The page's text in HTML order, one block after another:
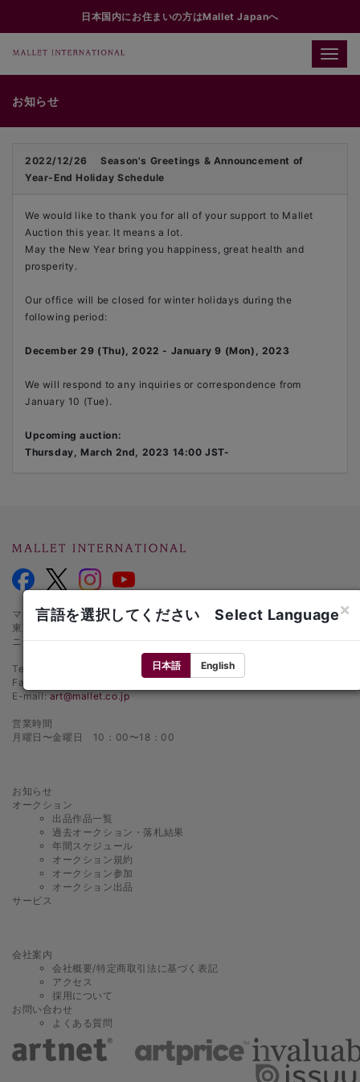
日本国内にお住まいの方はMallet Japanへ
Toggle
お知らせ
2022/12/26
Season's Greetings & Announcement of
Year-End Holiday Schedule
We would like to thank you for all of your support to Mallet
Auction this year. It means a lot.
May the New Year bring you happiness, great health and
prosperity.
Our office will be closed for winter holidays during the
following period:
December 29 (Thu), 2022 - January 9 (Mon), 2023
We will respond to any inquiries or correspondence from
January 10 (Tue).
Upcoming auction:
Thursday, March 2nd, 2023 14:00 JST-
マレットインターナショナル オークションハウス
東京都千代田区麹町1-3-1
ニッセイ半蔵門ビル1階
Tel.: +81 3 5216 2480
Fax: +81 3 5216 2481
E-mail:art@mallet.co.jp
営業時間
月曜日〜金曜日 10：00〜18：00
お知らせ
オークション
出品作品一覧
過去オークション・落札結果
年間スケジュール
オークション規約
オークション参加
オークション出品
サービス
会社案内
会社概要/特定商取引法に基づく表記
アクセス
採用について
お問い合わせ
よくある質問
言語を選択してください Select Language×
日本語 English